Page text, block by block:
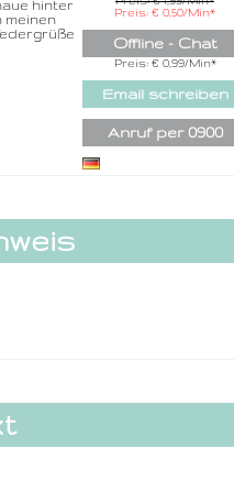
hinter
meinen
Preis: € 0,50/Min*
Offline - Chat
Preis: € 0,99/Min*
Email schreiben
Anruf per 0900
Rufnummer inklusive
Zurück